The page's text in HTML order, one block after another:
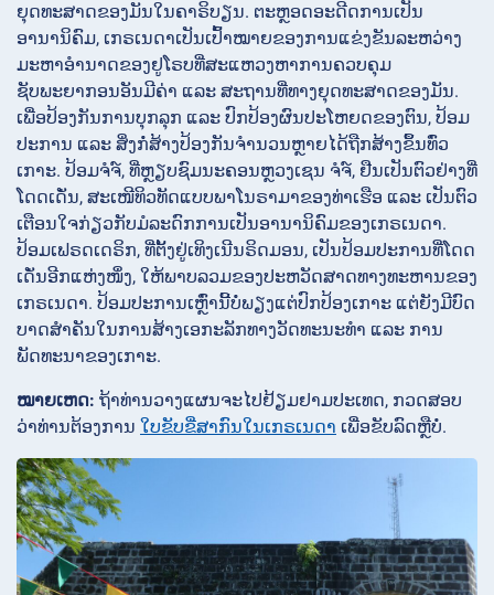
ຍຸດທະສາດຂອງມັນໃນຄາຣິບຽນ. ຕະຫຼອດອະດີດການເປັນ
ອານານິຄົມ, ເກຣເນດາເປັນເປົ້າໝາຍຂອງການແຂ່ງຂັນລະຫວ່າງ
ມະຫາອໍານາດຂອງຢູໂຣບທີ່ສະແຫວງຫາການຄວບຄຸມ
ຊັບພະຍາກອນອັນມີຄ່າ ແລະ ສະຖານທີ່ທາງຍຸດທະສາດຂອງມັນ.
ເພື່ອປ້ອງກັນການບຸກລຸກ ແລະ ປົກປ້ອງຜົນປະໂຫຍດຂອງຕົນ, ປ້ອມ
ປະການ ແລະ ສິ່ງກໍ່ສ້າງປ້ອງກັນຈໍານວນຫຼາຍໄດ້ຖືກສ້າງຂຶ້ນທົ່ວ
ເກາະ. ປ້ອມຈໍຈ໌, ທີ່ຫຼຽບຊົມນະຄອນຫຼວງເຊນ ຈໍຈ໌, ຢືນເປັນຕົວຢ່າງທີ່
ໂດດເດັ່ນ, ສະເໜີທິວທັດແບບພາໂນຣາມາຂອງທ່າເຮືອ ແລະ ເປັນຕົວ
ເຕືອນໃຈກ່ຽວກັບມໍລະດົກການເປັນອານານິຄົມຂອງເກຣເນດາ.
ປ້ອມເຟຣດເດຣິກ, ທີ່ຕັ້ງຢູ່ເທິງເນີນຣິດມອນ, ເປັນປ້ອມປະການທີ່ໂດດ
ເດັ່ນອີກແຫ່ງໜຶ່ງ, ໃຫ້ພາບລວມຂອງປະຫວັດສາດທາງທະຫານຂອງ
ເກຣເນດາ. ປ້ອມປະການເຫຼົ່ານີ້ບໍ່ພຽງແຕ່ປົກປ້ອງເກາະ ແຕ່ຍັງມີບົດ
ບາດສໍາຄັນໃນການສ້າງເອກະລັກທາງວັດທະນະທໍາ ແລະ ການ
ພັດທະນາຂອງເກາະ.
ໝາຍເຫດ: ຖ້າທ່ານວາງແຜນຈະໄປຢ້ຽມຢາມປະເທດ, ກວດສອບ
ວ່າທ່ານຕ້ອງການ ໃບຂັບຂີ່ສາກົນໃນເກຣເນດາ ເພື່ອຂັບລົດຫຼືບໍ່.